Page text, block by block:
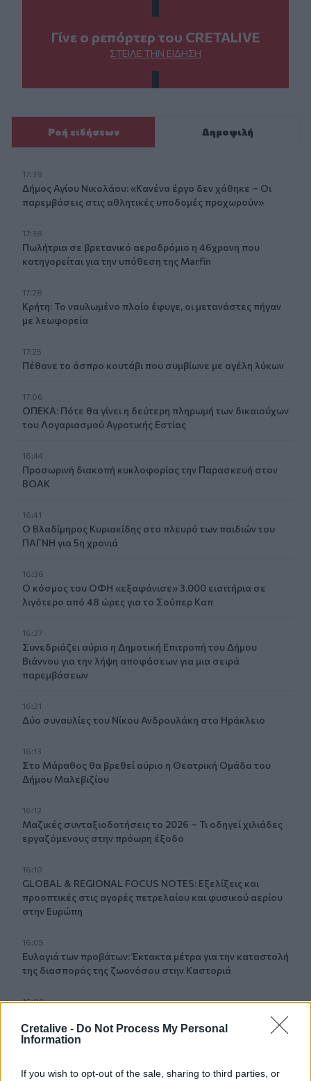
Cretalive - Do Not Process My Personal
Information
If you wish to opt-out of the sale, sharing to third parties, or
Γίνε ο ρεπόρτερ του CRETALIVE
ΣΤΕΊΛΕ ΤΗΝ ΕΊΔΗΣΗ
Ροή ειδήσεων Δημοφιλή
17:39
Δήμος Αγίου Νικολάου: «Κανένα έργο δεν χάθηκε – Οι
παρεμβάσεις στις αθλητικές υποδομές προχωρούν»
17:38
Πωλήτρια σε βρετανικό αεροδρόμιο η 46χρονη που
κατηγορείται για την υπόθεση της Marfin
17:28
Κρήτη: Το ναυλωμένο πλοίο έφυγε, οι μετανάστες πήγαν
με λεωφορεία
17:25
Πέθανε το άσπρο κουτάβι που συμβίωνε με αγέλη λύκων
17:06
ΟΠΕΚΑ: Πότε θα γίνει η δεύτερη πληρωμή των δικαιούχων
του Λογαριασμού Αγροτικής Εστίας
16:44
Προσωρινή διακοπή κυκλοφορίας την Παρασκευή στον
ΒΟΑΚ
16:41
Ο Βλαδίμηρος Κυριακίδης στο πλευρό των παιδιών του
ΠΑΓΝΗ για 5η χρονιά
16:36
Ο κόσμος του ΟΦΗ «εξαφάνισε» 3.000 εισιτήρια σε
λιγότερο από 48 ώρες για το Σούπερ Καπ
16:27
Συνεδριάζει αύριο η Δημοτική Επιτροπή του Δήμου
Βιάννου για την λήψη αποφάσεων για μια σειρά
παρεμβάσεων
16:21
Δύο συναυλίες του Νίκου Ανδρουλάκη στο Ηράκλειο
16:13
Στο Μάραθος θα βρεθεί αύριο η Θεατρική Ομάδα του
Δήμου Μαλεβιζίου
16:12
Μαζικές συνταξιοδοτήσεις το 2026 – Τι οδηγεί χιλιάδες
εργαζόμενους στην πρόωρη έξοδο
16:10
GLOBAL & REGIONAL FOCUS NOTES: Εξελίξεις και
προοπτικές στις αγορές πετρελαίου και φυσικού αερίου
στην Ευρώπη
16:05
Ευλογιά των προβάτων: Έκτακτα μέτρα για την καταστολή
της διασποράς της ζωονόσου στην Καστοριά
16:00
Χανιά: Νέα στοιχεία για την 75χρονη που βρέθηκε νεκρή -
Είχε μεταφερθεί στο Α.Τ πριν την εξαφάνιση της
Σούπερ Καπ: Ελεύθερη η πώληση των εισιτηρίων για τον